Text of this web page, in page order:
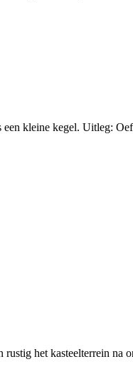
kleine kegel. Uitleg:
het kasteelterrein